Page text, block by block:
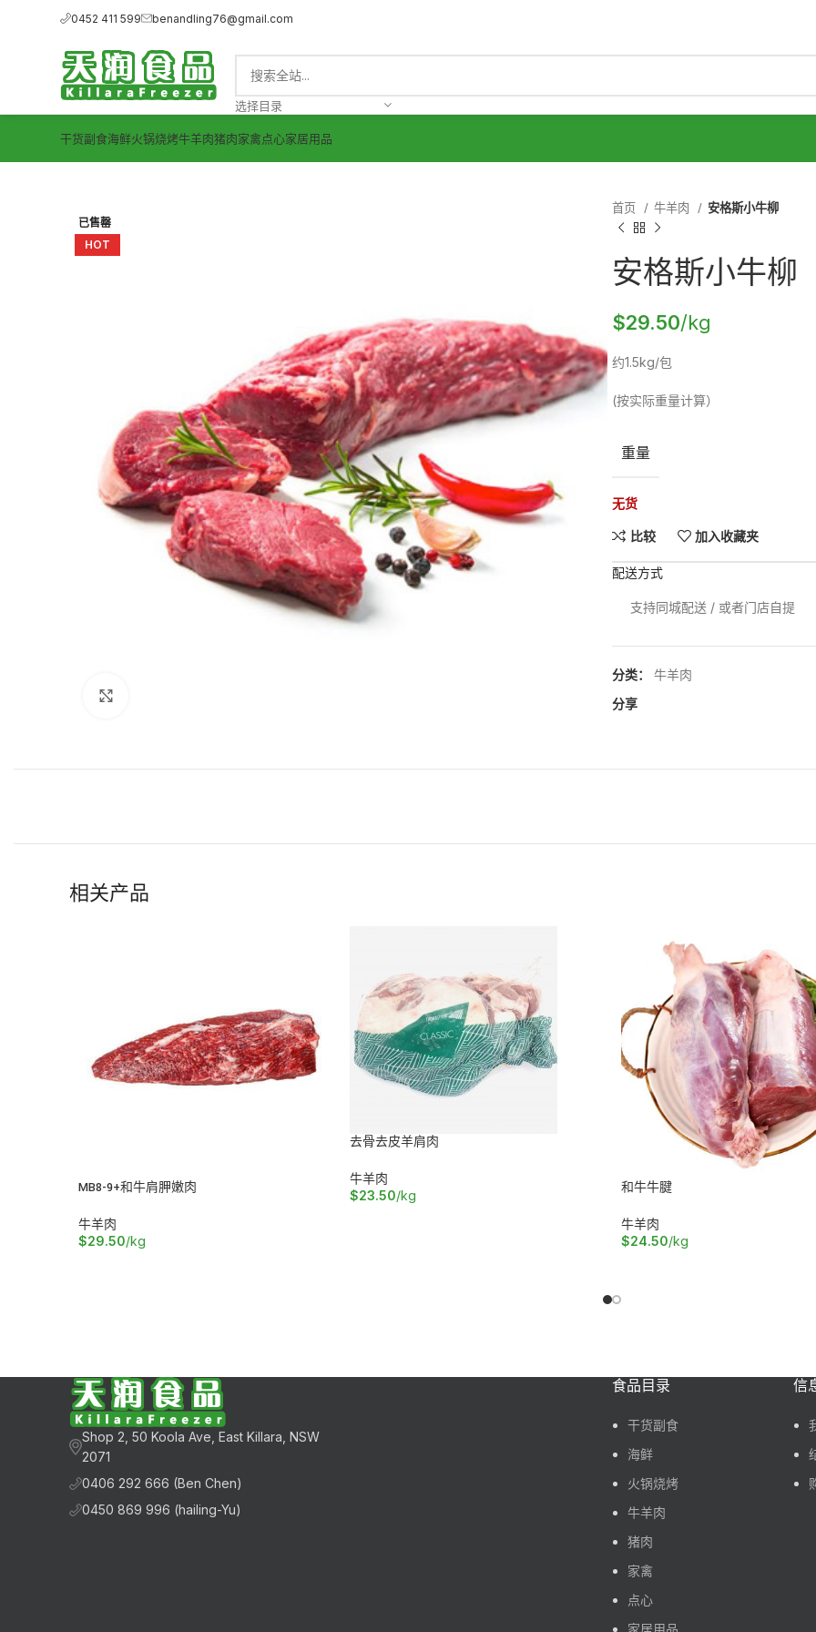
0452 411 599 benandling76@gmail.com
选择目录
干货副食海鲜火锅烧烤牛羊肉猪肉家禽点心家居用品
已售罄
HOT
首页 牛羊肉 安格斯小牛柳
安格斯小牛柳
$29.50/kg
约1.5kg/包
(按实际重量计算）
重量
无货
比较 加入收藏夹
配送方式
支持同城配送 / 或者门店自提
分类：
牛羊肉
分享
相关产品
MB8-9+和牛肩胛嫩肉
牛羊肉
$29.50/kg
去骨去皮羊肩肉
牛羊肉
$23.50/kg 和牛牛腱
牛羊肉
$24.50/kg
Shop 2, 50 Koola Ave, East Killara, NSW
2071
0406 292 666 (Ben Chen)
0450 869 996 (hailing-Yu)
食品目录
干货副食
海鲜
火锅烧烤
牛羊肉
猪肉
家禽
点心
家居用品
信